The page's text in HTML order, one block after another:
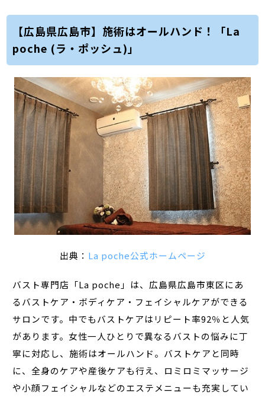
【広島県広島市】施術はオールハンド！「La
poche (ラ・ポッシュ)」
出典： La poche公式ホームページ
バスト専門店「La poche」は、広島県広島市東区にあ
るバストケア・ボディケア・フェイシャルケアができる
サロンです。中でもバストケアはリピート率92％と人気
があります。女性一人ひとりで異なるバストの悩みに丁
寧に対応し、施術はオールハンド。バストケアと同時
に、全身のケアや産後ケアも行え、ロミロミマッサージ
や小顔フェイシャルなどのエステメニューも充実してい